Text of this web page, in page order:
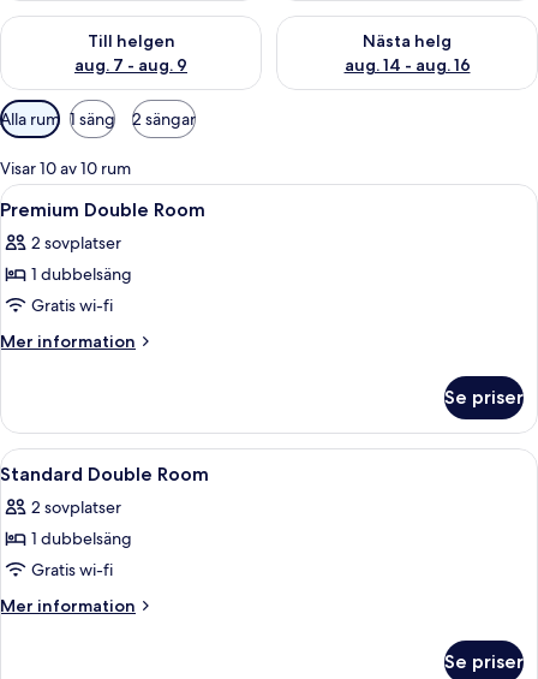
Till helgen
aug. 7 - aug. 9
Kontrollera tillgängligheten för den här helgen aug. 7 - aug. 9
Nästa helg
aug. 14 - aug. 16
Kontrollera tillgängligheten
Tillgängliga
filter
för
rum
Alla rum 1 säng 2 sängar
Visar 10 av 10 rum
Öppna
alla
foton
för
Premium
Double
Ett hotellrum med en säng, ett
6
Premium Double Room
2 sovplatser
1 dubbelsäng
Gratis wi-fi
Mer information
Mer
Double
Room
Se priser
Öppna
alla
foton
för
Standard
Double
Ett hotellrum med två sängar, en tv
16
Standard Double Room
2 sovplatser
1 dubbelsäng
Gratis wi-fi
Mer information
Mer
Se priser